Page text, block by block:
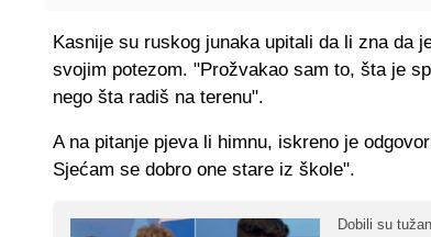
Kasnije su ruskog junaka upitali da li zna da
svojim potezom. "Prožvakao sam to, šta je
nego šta radiš na terenu".
A na pitanje pjeva li himnu, iskreno je
Sjećam se dobro one stare iz škole".
Dobili su